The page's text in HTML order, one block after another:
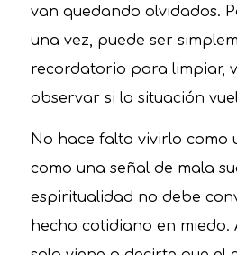
van quedando olvidados.
una vez, puede ser
recordatorio para limpiar,
observar si la situación
No hace falta vivirlo como
como una señal de mala
espiritualidad no debe
hecho cotidiano en miedo.